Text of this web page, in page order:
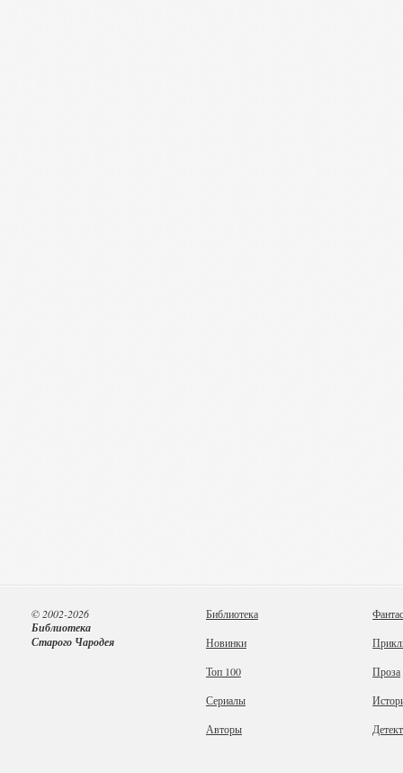
Библиотека
Новинки
Топ 100
Сериалы
Авторы
Проза
© 2002-2026
Библиотека
Старого Чародея